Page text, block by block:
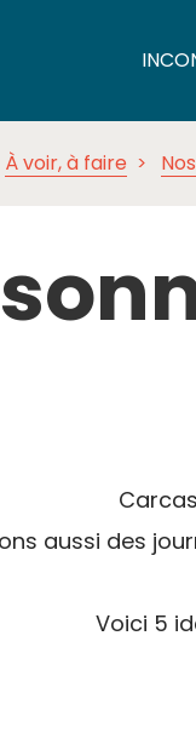
À voir, à faire
aussi des
Voici 5